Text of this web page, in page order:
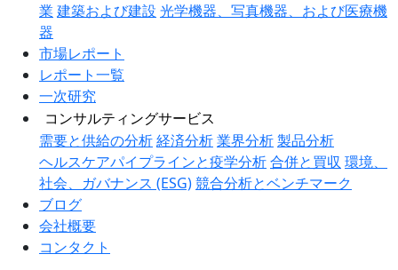
業 建築および建設 光学機器、写真機器、および医療機
器
市場レポート
レポート一覧
一次研究
コンサルティングサービス
需要と供給の分析経済分析業界分析製品分析
ヘルスケアパイプラインと疫学分析合併と買収 環境、
社会、ガバナンス (ESG)競合分析とベンチマーク
ブログ
会社概要
コンタクト